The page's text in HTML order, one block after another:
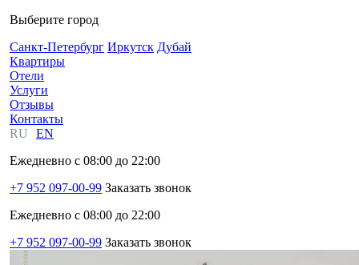
Выберите город
Санкт-Петербург Иркутск Дубай
Квартиры
Отели
Услуги
Отзывы
Контакты
RU
EN
Ежедневно с 08:00 до 22:00
+7 952 097-00-99 Заказать звонок
Ежедневно с 08:00 до 22:00
+7 952 097-00-99 Заказать звонок